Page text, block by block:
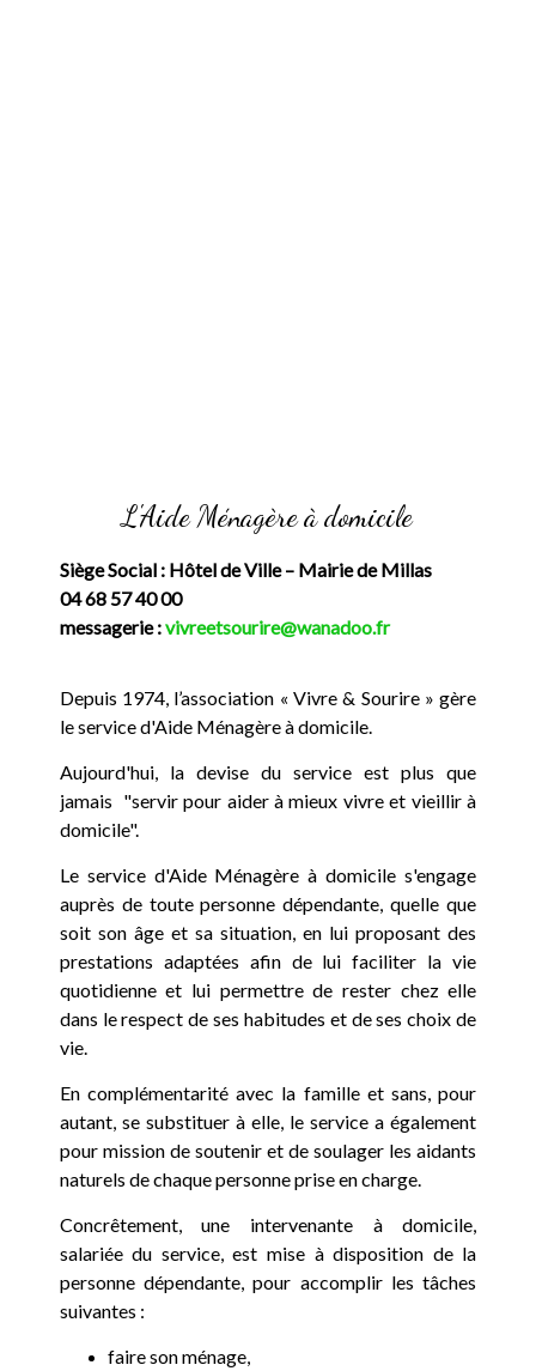
L'Aide Ménagère à domicile
Siège Social : Hôtel de Ville – Mairie de Millas
04 68 57 40 00
messagerie :vivreetsourire@wanadoo.fr
Depuis 1974, l’association « Vivre & Sourire » gère
le service d'Aide Ménagère à domicile.
Aujourd'hui, la devise du service est plus que
jamais "servir pour aider à mieux vivre et vieillir à
domicile".
Le service d'Aide Ménagère à domicile s'engage
auprès de toute personne dépendante, quelle que
soit son âge et sa situation, en lui proposant des
prestations adaptées afin de lui faciliter la vie
quotidienne et lui permettre de rester chez elle
dans le respect de ses habitudes et de ses choix de
vie.
En complémentarité avec la famille et sans, pour
autant, se substituer à elle, le service a également
pour mission de soutenir et de soulager les aidants
naturels de chaque personne prise en charge.
Concrêtement, une intervenante à domicile,
salariée du service, est mise à disposition de la
personne dépendante, pour accomplir les tâches
suivantes :
faire son ménage,